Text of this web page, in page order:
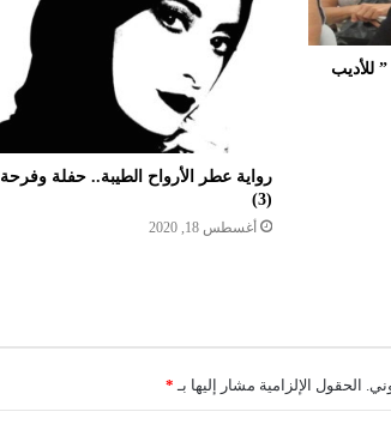
للأديب
رواية عطر الأرواح الطيبة.. حفلة وفرحة
(3)
أغسطس 18, 2020
الحقول الإلزامية مشار إليها بـ *